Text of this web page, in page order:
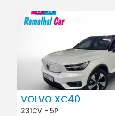
VOLVO XC40
231CV - 5P